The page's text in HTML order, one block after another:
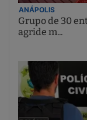
ANÁPOLIS
Grupo de 30
agride m...